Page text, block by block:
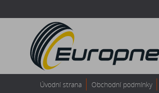
Úvodní strana Obchodní podmínky